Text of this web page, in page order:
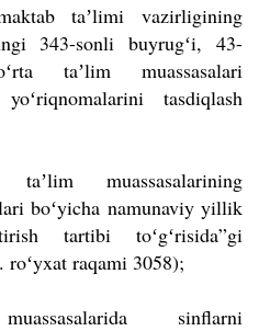
taʼlimi vazirligining
343-sonli buyrugʻi, 43-
taʼlim muassasalari
tasdiqlash
muassasalarining
boʻyicha namunaviy yillik
tartibi toʻgʻrisida”gi
roʻyxat raqami 3058);
sinflarni